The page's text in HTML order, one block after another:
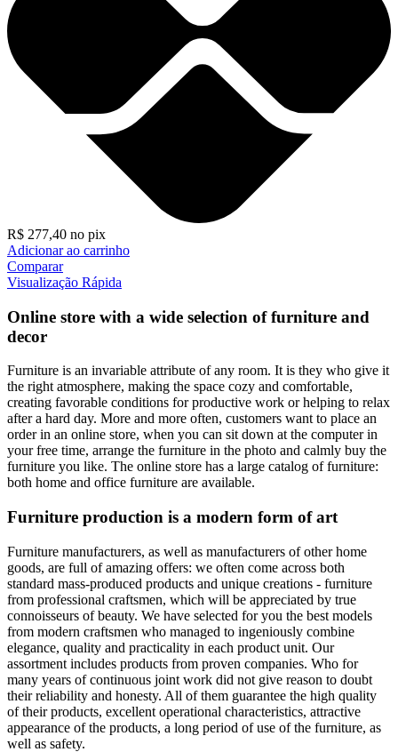
R$ 277,40 no pix
Adicionar ao carrinho
Comparar
Visualização Rápida
Online store with a wide selection of furniture and
decor
Furniture is an invariable attribute of any room. It is they who give it
the right atmosphere, making the space cozy and comfortable,
creating favorable conditions for productive work or helping to relax
after a hard day. More and more often, customers want to place an
order in an online store, when you can sit down at the computer in
your free time, arrange the furniture in the photo and calmly buy the
furniture you like. The online store has a large catalog of furniture:
both home and office furniture are available.
Furniture production is a modern form of art
Furniture manufacturers, as well as manufacturers of other home
goods, are full of amazing offers: we often come across both
standard mass-produced products and unique creations - furniture
from professional craftsmen, which will be appreciated by true
connoisseurs of beauty. We have selected for you the best models
from modern craftsmen who managed to ingeniously combine
elegance, quality and practicality in each product unit. Our
assortment includes products from proven companies. Who for
many years of continuous joint work did not give reason to doubt
their reliability and honesty. All of them guarantee the high quality
of their products, excellent operational characteristics, attractive
appearance of the products, a long period of use of the furniture, as
well as safety.